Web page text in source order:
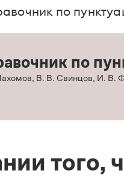
Все
русского языка
языка
по
по
В. В. Свинцов, И. В.
того,